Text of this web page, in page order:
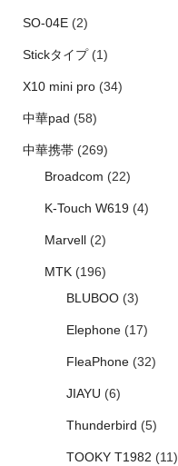
SO-04E(2)
Stickタイプ(1)
X10 mini pro(34)
中華pad (58)
中華携帯(269)
Broadcom (22)
K-Touch W619(4)
Marvell(2)
MTK(196)
BLUBOO(3)
Elephone(17)
FleaPhone(32)
JIAYU (6)
Thunderbird (5)
TOOKY T1982 (11)